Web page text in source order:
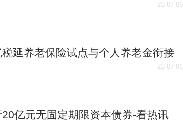
23-07-06
延养老保险试点与个人养老金衔接
23-07-06
亿元无固定期限资本债券-看热讯